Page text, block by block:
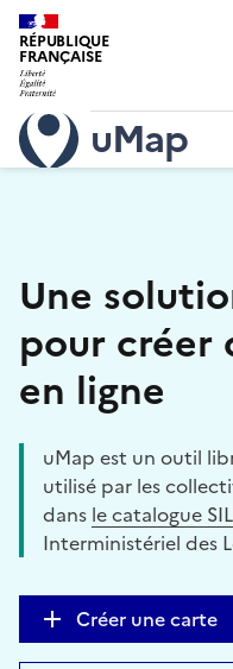
RÉPUBLIQUE
FRANÇAISE
uMap
Une
pour créer
en ligne
uMap est un outil
utilisé par les
dans le catalogue
Interministériel des
Créer une carte